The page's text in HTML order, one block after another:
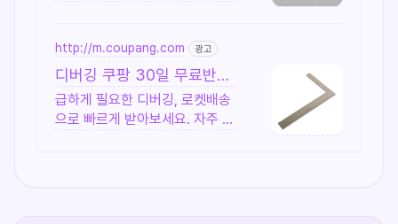
깅,드론방수디버깅,성능평
가,CE,FCC
http://m.coupang.com 광고
디버깅 쿠팡 30일 무료반품
와우회원
급하게 필요한 디버깅, 로켓배송
으로 빠르게 받아보세요. 자주 쓰